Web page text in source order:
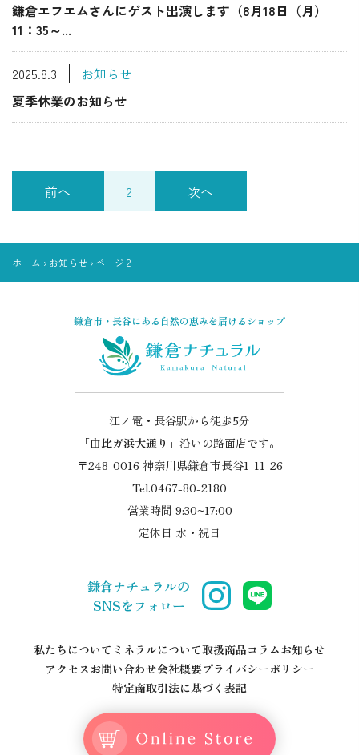
鎌倉エフエムさんにゲスト出演します（8月18日（月）
11：35～...
2025.8.3
お知らせ
夏季休業のお知らせ
前へ 2 次へ
ホーム › お知らせ › ページ 2
鎌倉市・長谷にある自然の恵みを届けるショップ
江ノ電・長谷駅から徒歩5分
「由比ガ浜大通り 」沿いの路面店です。
〒248-0016 神奈川県鎌倉市長谷1-11-26
Tel.0467-80-2180
営業時間 9:30~17:00
定休日 水・祝日
鎌倉ナチュラルの
SNSをフォロー
私たちについて ミネラルについて取扱商品コラムお知らせ
アクセスお問い合わせ会社概要プライバシーポリシー
特定商取引法に基づく表記